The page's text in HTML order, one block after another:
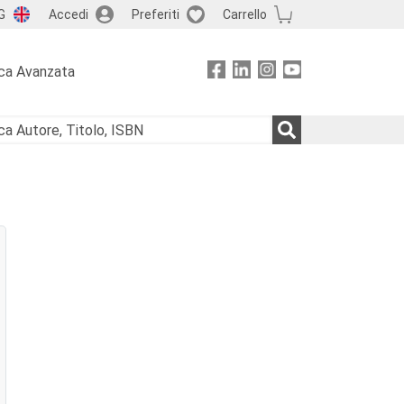
Accedi Preferiti Carrello
Avanzata